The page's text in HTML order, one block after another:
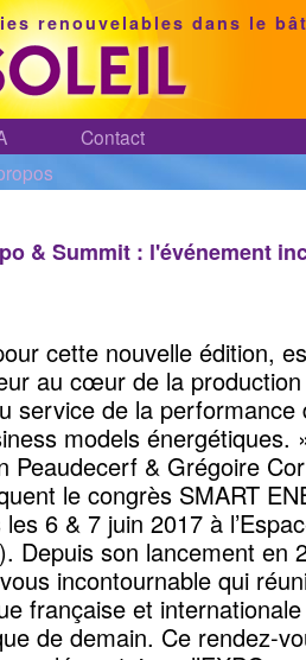
renouvelables dans le
Contact
& Summit : l'événement
cette nouvelle édition,
au cœur de la
service de la
models énergétiques.
Peaudecerf & Grégoire
le congrès SMART
6 & 7 juin 2017 à
Depuis son lancement en
incontournable qui
française et
de demain. Ce rendez-